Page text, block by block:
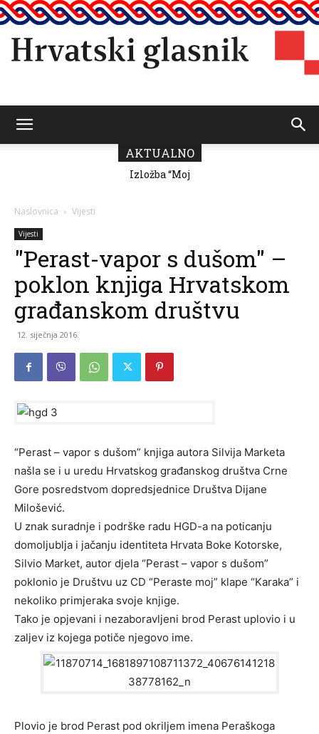
AKTUALNO
Predsjednik
Izložba “Moj
Naslovnica Vijesti
Vijesti
"Perast-vapor s dušom" –
poklon knjiga Hrvatskom
građanskom društvu
12. siječnja 2016.
“Perast – vapor s dušom” knjiga autora Silvija Marketa
našla se i u uredu Hrvatskog građanskog društva Crne
Gore posredstvom dopredsjednice Društva Dijane
Milošević.
U znak suradnje i podrške radu HGD-a na poticanju
domoljublja i jačanju identiteta Hrvata Boke Kotorske,
Silvio Market, autor djela “Perast – vapor s dušom”
poklonio je Društvu uz CD “Peraste moj” klape “Karaka” i
nekoliko primjeraka svoje knjige.
Tako je opjevani i nezaboravljeni brod Perast uplovio i u
zaljev iz kojega potiče njegovo ime.
Plovio je brod Perast pod okriljem imena Peraškoga